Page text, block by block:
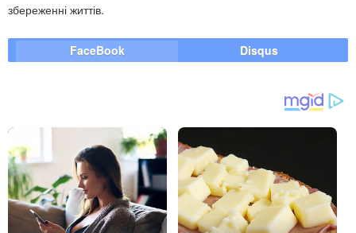
збереженні життів.
FaceBook Disqus